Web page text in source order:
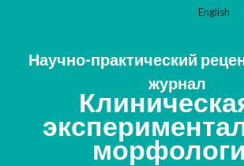
Научно-практический
журнал
English